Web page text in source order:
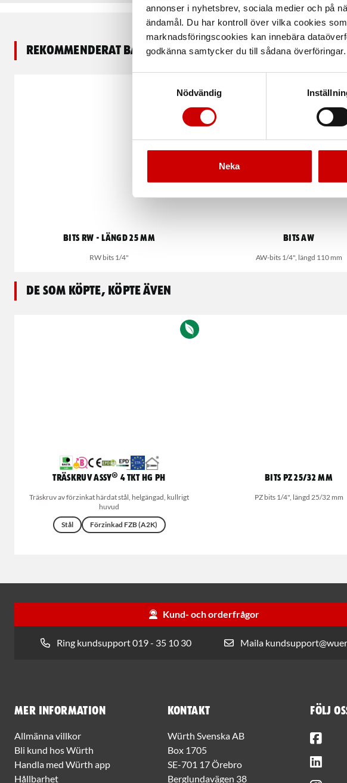
annonser i nyhetsbrev, sociala medier och på
ändamål. Du har kontroll över vilka cookies
marknadsföringscookies kan innebära
godkänna samtycker du till sådana
Nödvändig
Neka
Rekommenderat baserat på vald produkt
Bits RW - Längd 25 mm
RW bits 1/4"
Bits AW
AW-bits 1/4", längd 110 mm
De som köpte, köpte även
Träskruv ASSY® 4 TKT HG PH
Träskruv av förzinkat härdat stål, helgängad, kullrigt
huvud
Stål
Förzinkad FZB (A2K)
Bits PZ 25/32 mm
PZ bits 1/4", längd 25/32 mm
Kund- och orderfrågor
Ring kundsupport 019 - 35 10 30 Maila
Mer information
Allmänna villkor
Bli kund hos Würth
Handla med Würth app
Hållbarhet
Kontakt
Würth Svenska AB
Box 1705
SE-701 17 Örebro
Berglundavägen 38
Följ